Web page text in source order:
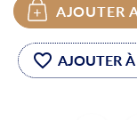
AJOUTER
favorite_border